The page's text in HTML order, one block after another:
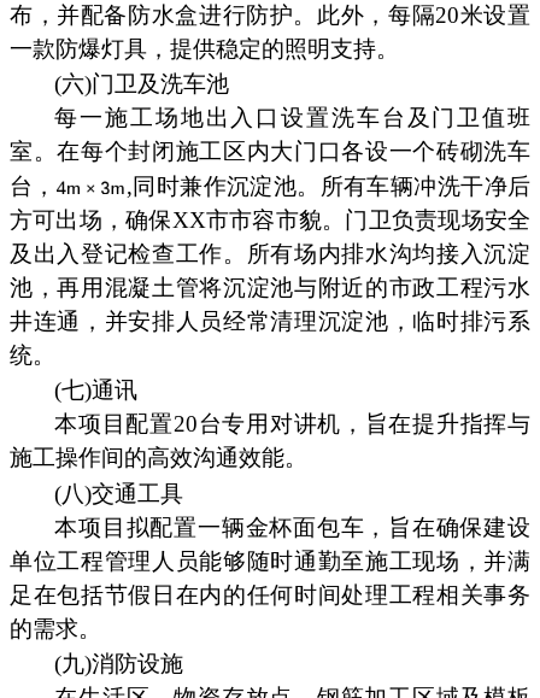
布，并配备防水盒进行防护。此外，每隔20米设置
一款防爆灯具，提供稳定的照明支持。
(六)门卫及洗车池
每一施工场地出入口设置洗车台及门卫值班
室。在每个封闭施工区内大门口各设一个砖砌洗车
台，
,同时兼作沉淀池。所有车辆冲洗干净后
方可出场，确保XX市市容市貌。门卫负责现场安全
及出入登记检查工作。所有场内排水沟均接入沉淀
池，再用混凝土管将沉淀池与附近的市政工程污水
井连通，并安排人员经常清理沉淀池，临时排污系
统。
(七)通讯
本项目配置20台专用对讲机，旨在提升指挥与
施工操作间的高效沟通效能。
(八)交通工具
本项目拟配置一辆金杯面包车，旨在确保建设
单位工程管理人员能够随时通勤至施工现场，并满
足在包括节假日在内的任何时间处理工程相关事务
的需求。
(九)消防设施